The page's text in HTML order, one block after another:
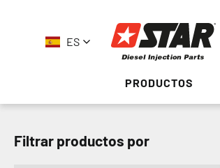
ES
PRODUCTOS
Filtrar productos por